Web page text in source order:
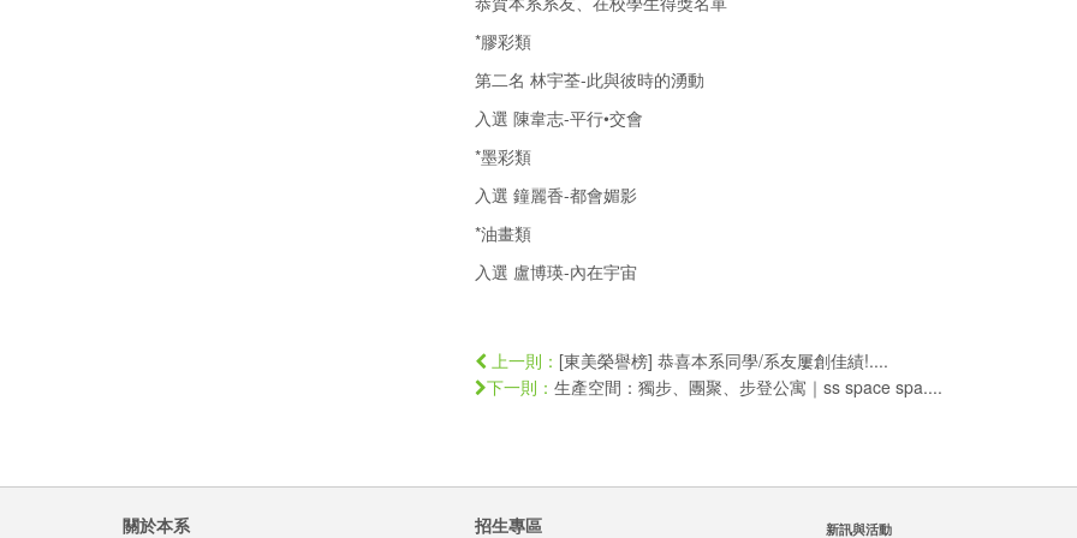
*膠彩類
第二名 林宇荃-此與彼時的湧動
入選 陳韋志-平行•交會
*墨彩類
入選 鐘麗香-都會媚影
*油畫類
入選 盧博瑛-內在宇宙
上一則： [東美榮譽榜] 恭喜本系同學/系友屢創佳績!....
下一則： 生產空間：獨步、團聚、步登公寓｜ss space spa....
關於本系 招生專區 新訊與活動